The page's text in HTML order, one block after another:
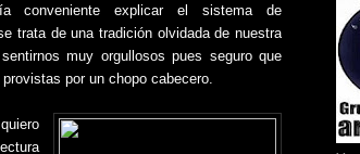
conveniente explicar el sistema de
trata de una tradición olvidada de nuestra
muy orgullosos pues seguro que
por un chopo cabecero.